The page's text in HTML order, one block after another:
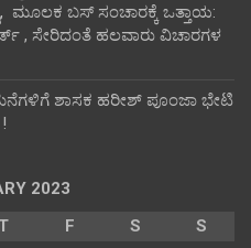
ಮೂಲಕ ಬಸ್ ಸಂಚಾರಕ್ಕೆ ಒತ್ತಾಯ:
, ಸೇರಿದಂತೆ ಹಲವಾರು ವಿಚಾರಗಳ
ಶಾಸಕ ಹರೀಶ್ ಪೂಂಜಾ ಭೇಟಿ
2023
T F S S